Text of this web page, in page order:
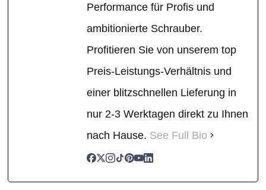
Performance für Profis und
ambitionierte Schrauber.
Profitieren Sie von unserem top
Preis-Leistungs-Verhältnis und
einer blitzschnellen Lieferung in
nur 2-3 Werktagen direkt zu Ihnen
nach Hause. See Full Bio